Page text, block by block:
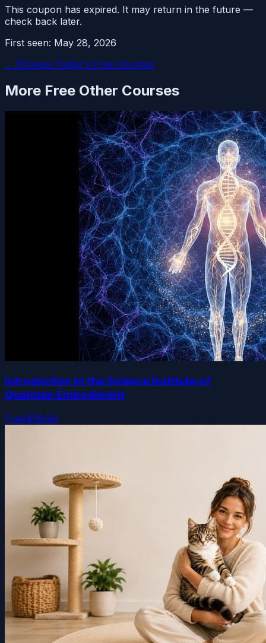
This coupon has expired. It may return in the future —
check back later.
First seen: May 28, 2026
← Browse Today's Free Courses
More Free Other Courses
Introduction to the Science Institute of
Quantum Embodiment
Free$39.99